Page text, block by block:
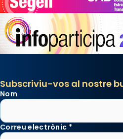
Subscriviu-vos al nostre
Nom
Correu electrònic *